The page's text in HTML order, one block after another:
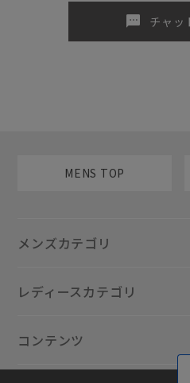
sms チャッ
MENS TOP
メンズカテゴリ
レディースカテゴリ
コンテンツ